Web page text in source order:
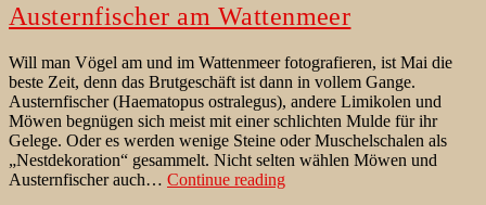
Austernfischer am Wattenmeer
Will man Vögel am und im Wattenmeer fotografieren, ist Mai die
beste Zeit, denn das Brutgeschäft ist dann in vollem Gange.
Austernfischer (Haematopus ostralegus), andere Limikolen und
Möwen begnügen sich meist mit einer schlichten Mulde für ihr
Gelege. Oder es werden wenige Steine oder Muschelschalen als
„Nestdekoration“ gesammelt. Nicht selten wählen Möwen und
Austernfischer auch… Continue readingAusternfischer